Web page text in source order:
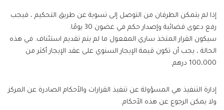
إذا لم يتمكن الطرفان من التوصل إلى تسوية عن طريق التحكيم ، فيجب
رفع دعوى قضائية وإصدار حكم في غضون 30 يومًا.
سيكون القرار المتخذ ساري المفعول ما لم يتم تقديم استئناف. في هذه
الحالة ، يجب أن تكون قيمة الإيجار السنوي على عقد الإيجار أكثر من
100،000 درهم.
إدارة التنفيذ هي المسؤولة عن تنفيذ القرارات والأحكام الصادرة عن المركز
ولا يمكن الرجوع عن هذه الأحكام.